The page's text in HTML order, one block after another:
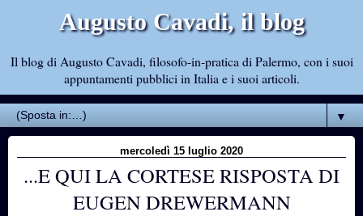
Augusto Cavadi, il blog
Il blog di Augusto Cavadi, filosofo-in-pratica di Palermo, con i suoi
appuntamenti pubblici in Italia e i suoi articoli.
▼
mercoledì 15 luglio 2020
...E QUI LA CORTESE RISPOSTA DI
EUGEN DREWERMANN